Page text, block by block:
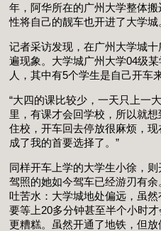
年，阿华所在的广州大学整体
性将自己的靓车也开进了大学城
记者采访发现，在广州大学城
遍现象。大学城广州大学04级
人，其中有5个学生是自己开车
“大四的课比较少，一天只上一
里，有课才会回学校，所以就
住校，开车回去停放很麻烦，
成了我的首要选择了。”
同样开车上学的大学生小徐，
驾照的她如今驾车已经游刃有
吐苦水：大学城地处偏远，虽
要等上20多分钟甚至半个小时
更糟糕。虽然开通了地铁，但